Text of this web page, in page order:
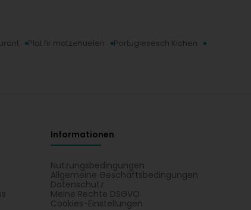
Plat fir matzehuelen Portugiesesch Kichen
Informationen
Nutzungsbedingungen
Allgemeine Geschäftsbedingungen
Datenschutz
Meine Rechte DSGVO
Cookies-Einstellungen